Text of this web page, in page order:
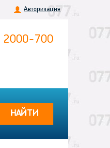
Авторизация
2000-700
НАЙТИ